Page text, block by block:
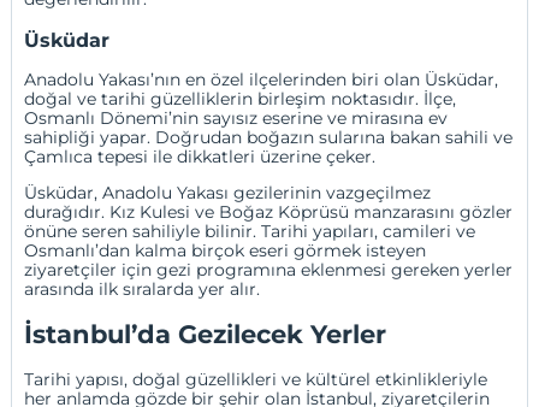
Üsküdar
Anadolu Yakası’nın en özel ilçelerinden biri olan Üsküdar,
doğal ve tarihi güzelliklerin birleşim noktasıdır. İlçe,
Osmanlı Dönemi’nin sayısız eserine ve mirasına ev
sahipliği yapar. Doğrudan boğazın sularına bakan sahili ve
Çamlıca tepesi ile dikkatleri üzerine çeker.
Üsküdar, Anadolu Yakası gezilerinin vazgeçilmez
durağıdır. Kız Kulesi ve Boğaz Köprüsü manzarasını gözler
önüne seren sahiliyle bilinir. Tarihi yapıları, camileri ve
Osmanlı’dan kalma birçok eseri görmek isteyen
ziyaretçiler için gezi programına eklenmesi gereken yerler
arasında ilk sıralarda yer alır.
İstanbul’da Gezilecek Yerler
Tarihi yapısı, doğal güzellikleri ve kültürel etkinlikleriyle
her anlamda gözde bir şehir olan İstanbul, ziyaretçilerin